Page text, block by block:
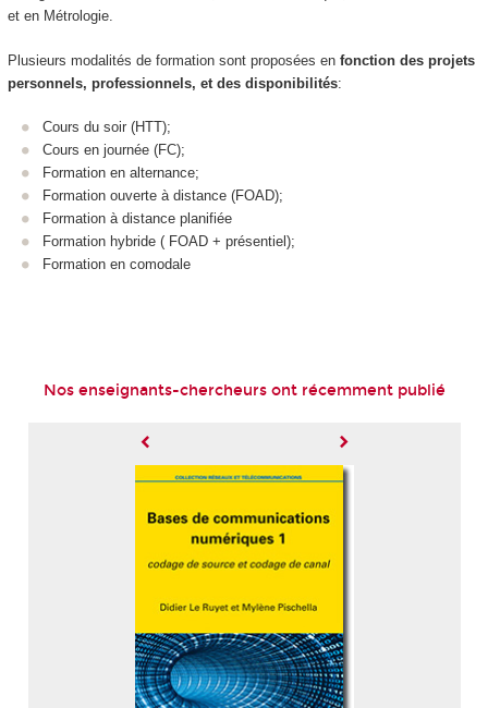
et en Métrologie.
Plusieurs modalités de formationsont proposées en fonction des projets
personnels, professionnels, et des disponibilités:
Cours du soir (HTT);
Cours en journée (FC);
Formation en alternance;
Formation ouverte à distance (FOAD);
Formation à distance planifiée
Formation hybride ( FOAD + présentiel);
Formation en comodale
Nos enseignants-chercheurs ont récemment publié